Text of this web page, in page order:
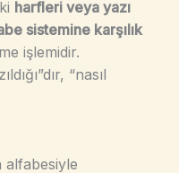
harfleri veya yazı
sistemine karşılık
işlemidir.
“nasıl